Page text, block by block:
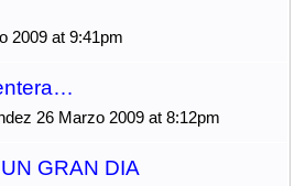
2009 at 9:41pm
26 Marzo 2009 at 8:12pm
GRAN DIA